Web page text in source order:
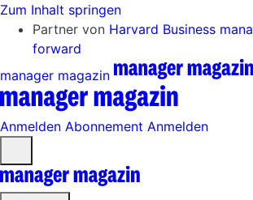
Zum Inhalt springen
Partner von Harvard Business
forward
manager magazin
Anmelden Abonnement Anmelden
öffnen